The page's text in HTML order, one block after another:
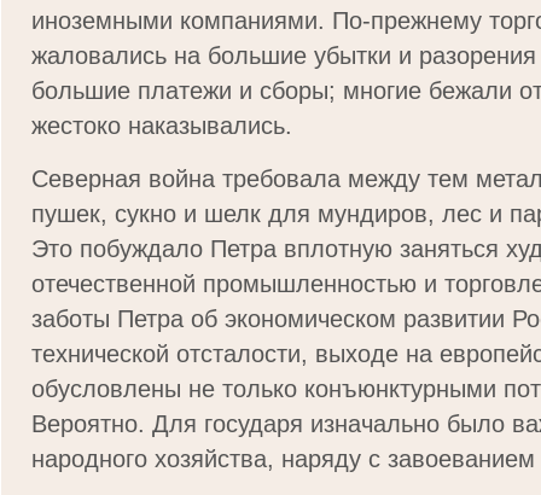
иноземными компаниями. По-прежнему
жаловались на большие убытки и
большие платежи и сборы; многие бежали
жестоко наказывались.
Северная война требовала между тем
пушек, сукно и шелк для мундиров, лес и
Это побуждало Петра вплотную заняться
отечественной промышленностью и
заботы Петра об экономическом развитии
технической отсталости, выходе на
обусловлены не только конъюнктурными
Вероятно. Для государя изначально было
народного хозяйства, наряду с